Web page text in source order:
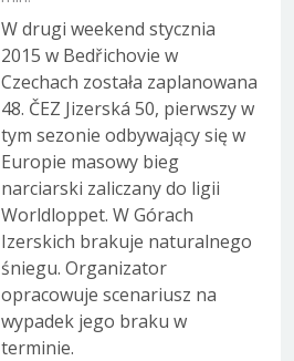
W drugi weekend stycznia
2015 w Bedřichovie w
Czechach została zaplanowana
48. ČEZ Jizerská 50, pierwszy w
tym sezonie odbywający się w
Europie masowy bieg
narciarski zaliczany do ligii
Worldloppet. W Górach
Izerskich brakuje naturalnego
śniegu. Organizator
opracowuje scenariusz na
wypadek jego braku w
terminie.